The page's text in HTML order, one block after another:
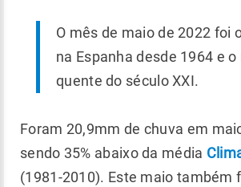
O mês de maio de 2022 foi
na Espanha desde 1964 e
quente do século XXI.
Foram 20,9mm de chuva em
sendo 35% abaixo da média
(1981-2010). Este maio também